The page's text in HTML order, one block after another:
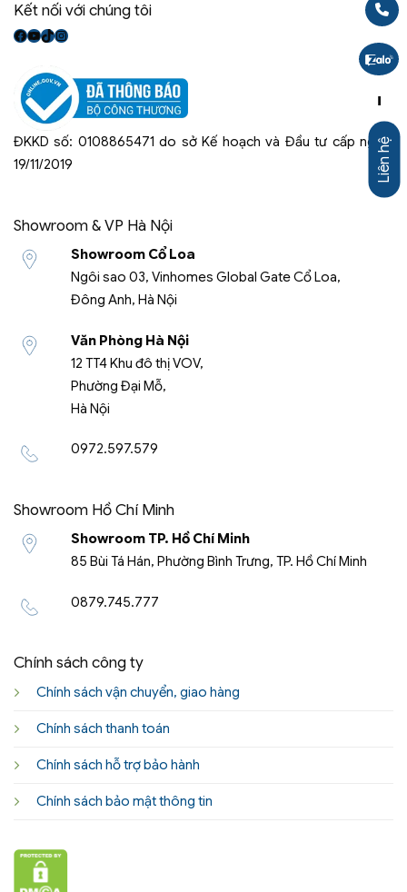
Kết nối với chúng tôi
Facebook
Youtube
TikTokInstagram
Liên hệ
ĐKKD số: 0108865471 do sở Kế hoạch và Đầu tư cấp ngày:
19/11/2019
Showroom & VP Hà Nội
Showroom Cổ Loa
Ngôi sao 03, Vinhomes Global Gate Cổ Loa,
Đông Anh, Hà Nội
Văn Phòng Hà Nội
12 TT4 Khu đô thị VOV,
Phường Đại Mỗ,
Hà Nội
0972.597.579
Showroom Hồ Chí Minh
Showroom TP. Hồ Chí Minh
85 Bùi Tá Hán, Phường Bình Trưng, TP. Hồ Chí Minh
0879.745.777
Chính sách công ty
Chính sách vận chuyển, giao hàng
Chính sách thanh toán
Chính sách hỗ trợ bảo hành
Chính sách bảo mật thông tin